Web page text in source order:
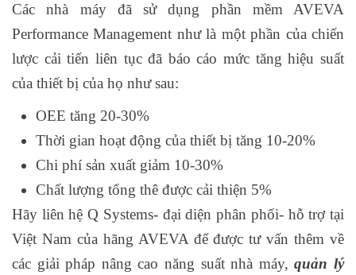
Các nhà máy đã sử dụng phần mềm AVEVA
Performance Management như là một phần của chiến
lược cải tiến liên tục đã báo cáo mức tăng hiệu suất
của thiết bị của họ như sau:
OEE tăng 20-30%
Thời gian hoạt động của thiết bị tăng 10-20%
Chi phí sản xuất giảm 10-30%
Chất lượng tổng thê được cải thiện 5%
Hãy liên hệ Q Systems- đại diện phân phối- hỗ trợ tại
Việt Nam của hãng AVEVA để được tư vấn thêm về
các giải pháp nâng cao năng suất nhà máy,quản lý